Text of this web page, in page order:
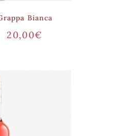
Bianca
20,00€